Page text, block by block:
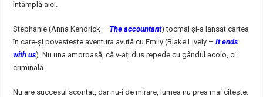
întâmplă aici.
Stephanie (Anna Kendrick – The accountant) tocmai și-a lansat cartea
în care-și povestește aventura avută cu Emily (Blake Lively –It ends
with us). Nu una amoroasă, că v-ați dus repede cu gândul acolo, ci
criminală.
Nu are succesul scontat, dar nu-i de mirare, lumea nu prea mai citește.